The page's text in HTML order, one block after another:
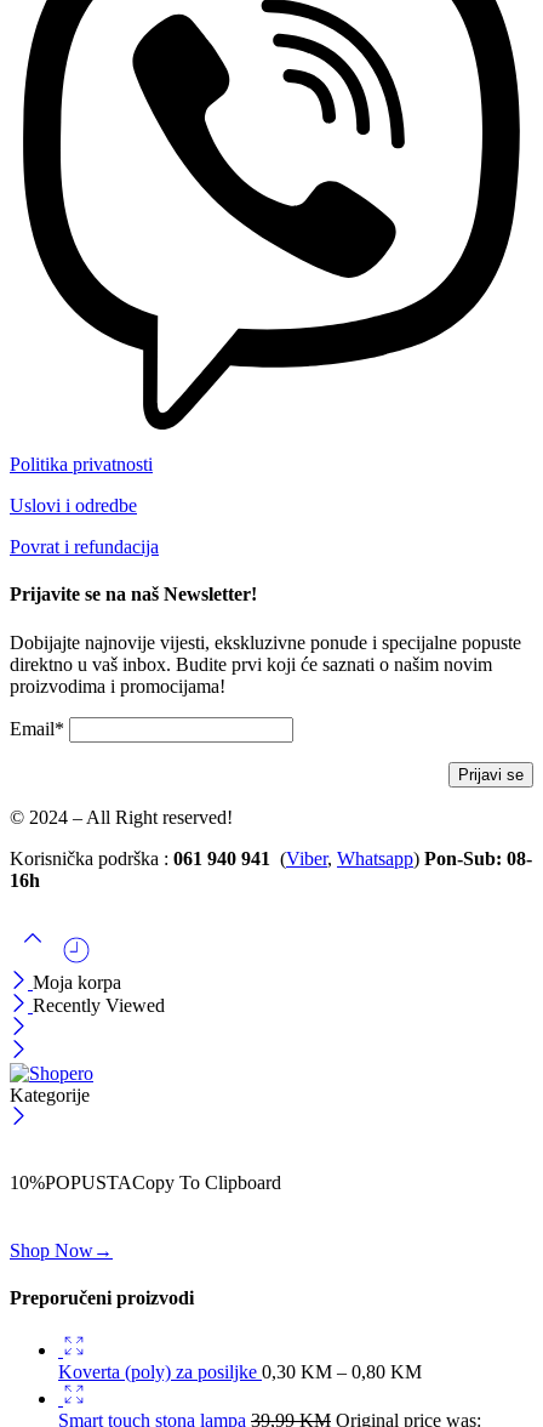
Politika privatnosti
Uslovi i odredbe
Povrat i refundacija
Prijavite se na naš Newsletter!
Dobijajte najnovije vijesti, ekskluzivne ponude i specijalne popuste
direktno u vaš inbox. Budite prvi koji će saznati o našim novim
proizvodima i promocijama!
Email*
© 2024 – All Right reserved!
Korisnička podrška : 061 940 941 (Viber, Whatsapp) Pon-Sub: 08-
16h
Moja korpa
Recently Viewed
Kategorije
10%POPUSTACopy To Clipboard
Shop Now→
Preporučeni proizvodi
Koverta (poly) za posiljke 0,30 KM – 0,80 KM
Smart touch stona lampa 39,99KM Original price was: